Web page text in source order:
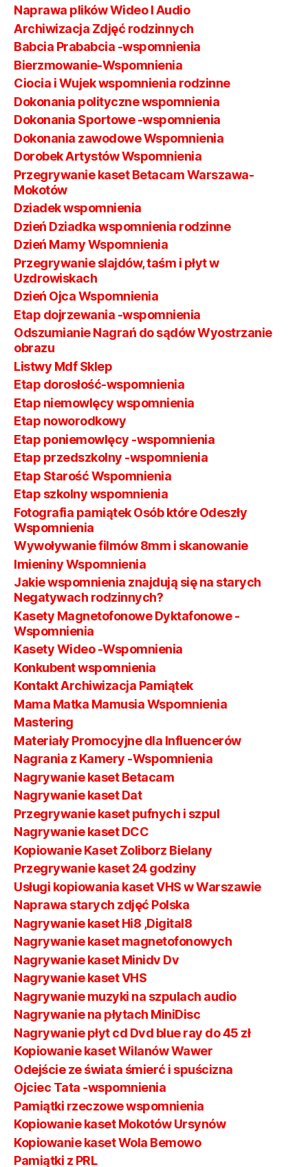
Naprawa plików Wideo I Audio
Archiwizacja Zdjęć rodzinnych
Babcia Prababcia -wspomnienia
Bierzmowanie-Wspomnienia
Ciocia i Wujek wspomnienia rodzinne
Dokonania polityczne wspomnienia
Dokonania Sportowe -wspomnienia
Dokonania zawodowe Wspomnienia
Dorobek Artystów Wspomnienia
Przegrywanie kaset Betacam Warszawa-
Mokotów
Dziadek wspomnienia
Dzień Dziadka wspomnienia rodzinne
Dzień Mamy Wspomnienia
Przegrywanie slajdów, taśm i płyt w
Uzdrowiskach
Dzień Ojca Wspomnienia
Etap dojrzewania -wspomnienia
Odszumianie Nagrań do sądów Wyostrzanie
obrazu
Listwy Mdf Sklep
Etap dorosłość-wspomnienia
Etap niemowlęcy wspomnienia
Etap noworodkowy
Etap poniemowlęcy -wspomnienia
Etap przedszkolny -wspomnienia
Etap Starość Wspomnienia
Etap szkolny wspomnienia
Fotografia pamiątek Osób które Odeszły
Wspomnienia
Wywoływanie filmów 8mm i skanowanie
Imieniny Wspomnienia
Jakie wspomnienia znajdują się na starych
Negatywach rodzinnych?
Kasety Magnetofonowe Dyktafonowe -
Wspomnienia
Kasety Wideo -Wspomnienia
Konkubent wspomnienia
Kontakt Archiwizacja Pamiątek
Mama Matka Mamusia Wspomnienia
Mastering
Materiały Promocyjne dla Influencerów
Nagrania z Kamery -Wspomnienia
Nagrywanie kaset Betacam
Nagrywanie kaset Dat
Przegrywanie kaset pufnych i szpul
Nagrywanie kaset DCC
Kopiowanie Kaset Zoliborz Bielany
Przegrywanie kaset 24 godziny
Usługi kopiowania kaset VHS w Warszawie
Naprawa starych zdjęć Polska
Nagrywanie kaset Hi8 ,Digital8
Nagrywanie kaset magnetofonowych
Nagrywanie kaset Minidv Dv
Nagrywanie kaset VHS
Nagrywanie muzyki na szpulach audio
Nagrywanie na płytach MiniDisc
Nagrywanie płyt cd Dvd blue ray do 45 zł
Kopiowanie kaset Wilanów Wawer
Odejście ze świata śmierć i spuścizna
Ojciec Tata -wspomnienia
Pamiątki rzeczowe wspomnienia
Kopiowanie kaset Mokotów Ursynów
Kopiowanie kaset Wola Bemowo
Pamiątki z PRL